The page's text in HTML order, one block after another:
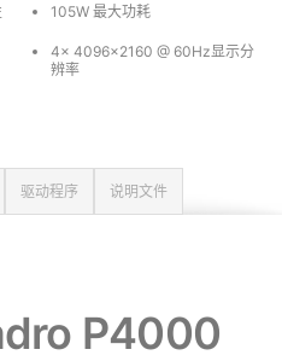
105W 最大功耗
4x 4096x2160 @ 60Hz显示分
辨率
驱动程序 说明文件
P4000